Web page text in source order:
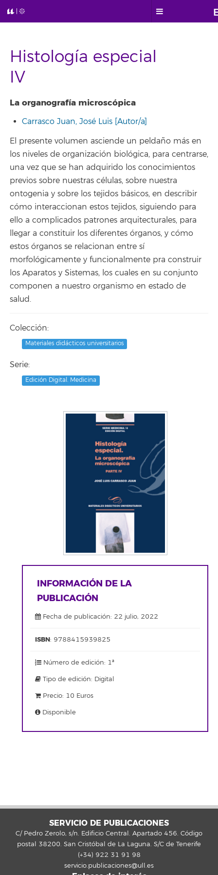
Histología especial
IV
La organografía microscópica
Carrasco Juan, José Luis [Autor/a]
El presente volumen asciende un peldaño más en
los niveles de organización biológica, para centrarse,
una vez que se han adquirido los conocimientos
previos sobre nuestras células, sobre nuestra
ontogenia y sobre los tejidos básicos, en describir
cómo interaccionan estos tejidos, siguiendo para
ello a complicados patrones arquitecturales, para
llegar a constituir los diferentes órganos, y cómo
estos órganos se relacionan entre sí
morfológicamente y funcionalmente pra construir
los Aparatos y Sistemas, los cuales en su conjunto
componen a nuestro organismo en estado de
salud.
Colección:
Materiales didácticos universitarios
Serie:
Edición Digital. Medicina
INFORMACIÓN DE LA
PUBLICACIÓN
Fecha de publicación: 22 julio, 2022
ISBN: 9788415939825
Número de edición: 1ª
Tipo de edición: Digital
Precio: 10 Euros
Disponible
SERVICIO DE PUBLICACIONES
C/ Pedro Zerolo, s/n. Edificio Central. Apartado 456. Código
postal 38200. San Cristóbal de La Laguna. S/C de Tenerife
(+34) 922 31 91 98
servicio.publicaciones@ull.es